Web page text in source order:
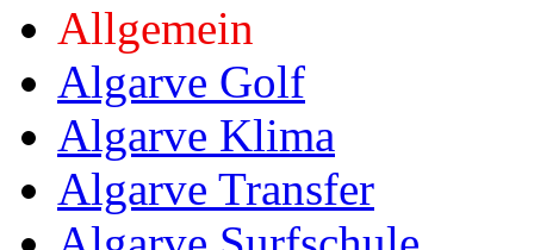
Allgemein
Algarve Golf
Algarve Klima
Algarve Transfer